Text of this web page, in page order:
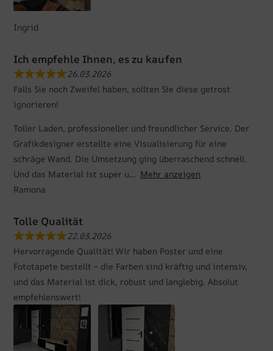
Ingrid
Ich empfehle Ihnen, es zu kaufen
26.03.2026
Falls Sie noch Zweifel haben, sollten Sie diese getrost
ignorieren!
Toller Laden, professioneller und freundlicher Service. Der
Grafikdesigner erstellte eine Visualisierung für eine
schräge Wand. Die Umsetzung ging überraschend schnell.
Und das Material ist super u
Mehr anzeigen
Ramona
Tolle Qualität
22.03.2026
Hervorragende Qualität! Wir haben Poster und eine
Fototapete bestellt – die Farben sind kräftig und intensiv,
und das Material ist dick, robust und langlebig. Absolut
empfehlenswert!